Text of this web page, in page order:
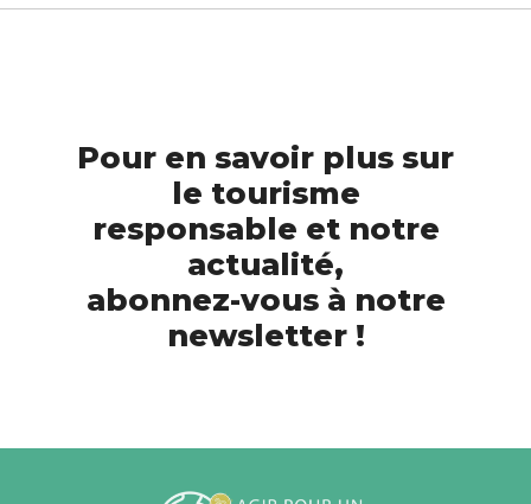
Pour en savoir plus sur
le tourisme
responsable et notre
actualité,
abonnez-vous à notre
newsletter !